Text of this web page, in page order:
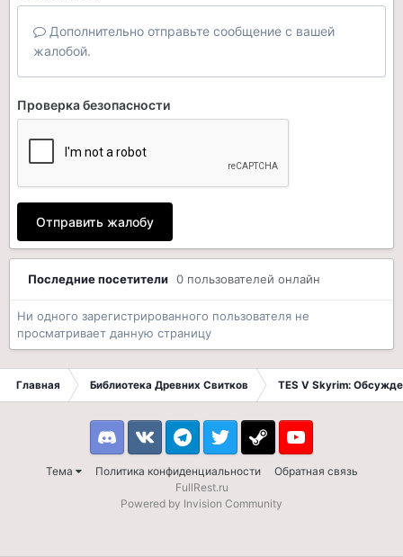
Дополнительно отправьте сообщение с вашей
жалобой.
Проверка безопасности
Отправить жалобу
Последние посетители 0 пользователей онлайн
Ни одного зарегистрированного пользователя не
просматривает данную страницу
Главная Библиотека Древних Свитков TES V Skyrim:
Тема Политика конфиденциальности Обратная связь
DiscordVK TelegramTwitter Steam Youtube
FullRest.ru
Powered by Invision Community